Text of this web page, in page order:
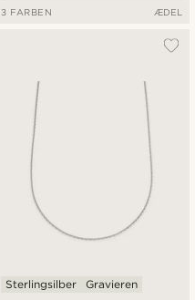
3 FARBEN ÆDEL
Sterlingsilber Gravieren